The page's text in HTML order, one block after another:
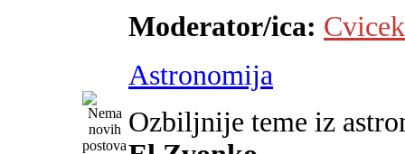
Moderator/ica: Cvicek
Astronomija
Ozbiljnije teme iz